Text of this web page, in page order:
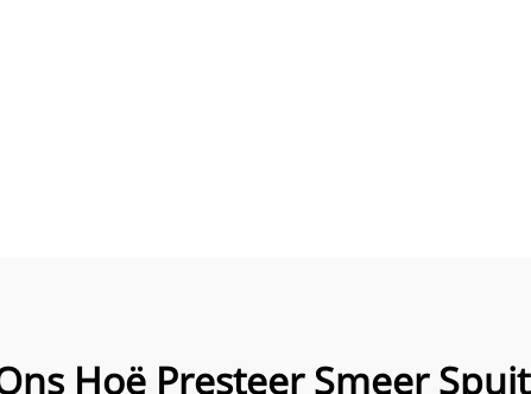
Hoë Presteer Smeer Spuit